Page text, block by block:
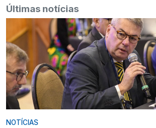
Últimas notícias
NOTÍCIAS